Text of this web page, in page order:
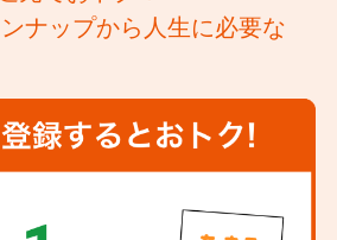
ナップから人生に必要な